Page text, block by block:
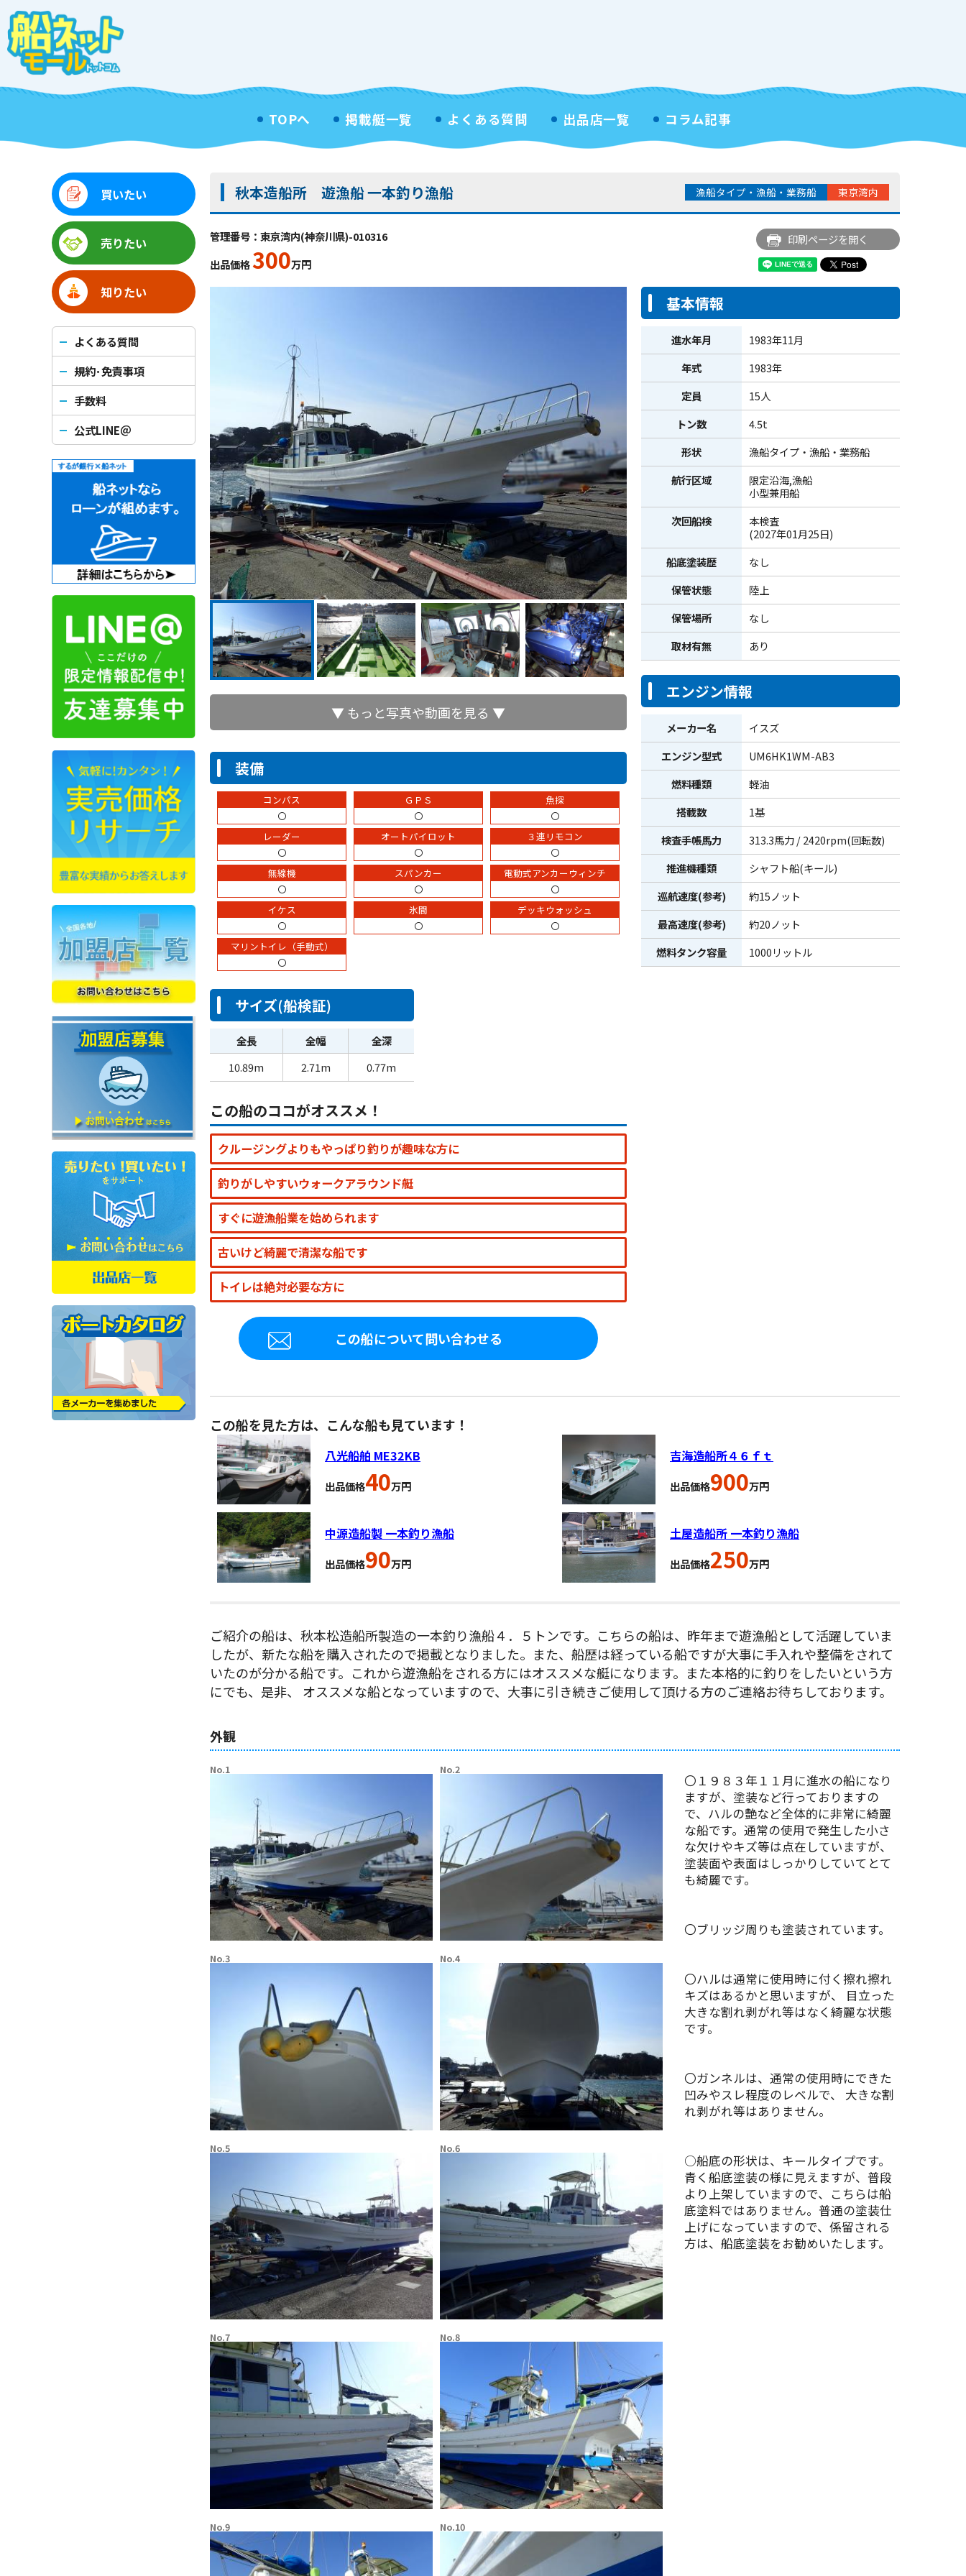
TOPへ 掲載艇一覧 よくある質問 出品店一覧 コラム記事
秋本造船所 遊漁船 一本釣り漁船 漁船タイプ・漁船・業務船 東京湾内
管理番号：東京湾内(神奈川県)-010316
出品価格300万円
印刷ページを開く
▼ もっと写真や動画を見る ▼
装備
コンパス
〇
ＧＰＳ
〇
魚探
〇
レーダー
〇
オートパイロット
〇
３連リモコン
〇
無線機
〇
スパンカー
〇
電動式アンカーウィンチ
〇
イケス
〇
氷間
〇
デッキウォッシュ
〇
マリントイレ（手動式）
〇
サイズ(船検証)
全長 全幅
全深
10.89m
2.71m 0.77m
この船のココがオススメ！
クルージングよりもやっぱり釣りが趣味な方に
釣りがしやすいウォークアラウンド艇
すぐに遊漁船業を始められます
古いけど綺麗で清潔な船です
トイレは絶対必要な方に
この船について問い合わせる
基本情報
進水年月
1983年11月
年式
1983年
定員
15人
トン数
4.5t
形状
漁船タイプ・漁船・業務船
航行区域
限定沿海,漁船
小型兼用船
次回船検
本検査
(2027年01月25日)
船底塗装歴
なし
保管状態
陸上
保管場所
なし
取材有無
あり
エンジン情報
メーカー名
イスズ
エンジン型式
UM6HK1WM-AB3
燃料種類
軽油
搭載数
1基
検査手帳馬力
313.3馬力 / 2420rpm(回転数)
推進機種類
シャフト船(キール)
巡航速度(参考)
約15ノット
最高速度(参考)
約20ノット
燃料タンク容量
1000リットル
この船を見た方は、こんな船も見ています！
八光船舶 ME32KB
出品価格40万円
吉海造船所４６ｆｔ
出品価格900万円
中源造船製 一本釣り漁船
出品価格90万円
土屋造船所 一本釣り漁船
出品価格250万円
ご紹介の船は、秋本松造船所製造の一本釣り漁船４．５トンです。こちらの船は、昨年まで遊漁船として活躍していま
したが、新たな船を購入されたので掲載となりました。また、船歴は経っている船ですが大事に手入れや整備をされて
いたのが分かる船です。これから遊漁船をされる方にはオススメな艇になります。また本格的に釣りをしたいという方
にでも、是非、 オススメな船となっていますので、大事に引き続きご使用して頂ける方のご連絡お待ちしております。
外観
No.1 No.2
No.3 No.4
No.5 No.6
No.7 No.8
No.9 No.10
〇１９８３年１１月に進水の船になり
ますが、塗装など行っておりますの
で、ハルの艶など全体的に非常に綺麗
な船です。通常の使用で発生した小さ
な欠けやキズ等は点在していますが、
塗装面や表面はしっかりしていてとて
も綺麗です。
〇ブリッジ周りも塗装されています。
〇ハルは通常に使用時に付く擦れ擦れ
キズはあるかと思いますが、 目立った
大きな割れ剥がれ等はなく綺麗な状態
です。
〇ガンネルは、通常の使用時にできた
凹みやスレ程度のレベルで、 大きな割
れ剥がれ等はありません。
○船底の形状は、キールタイプです。
青く船底塗装の様に見えますが、普段
より上架していますので、こちらは船
底塗料ではありません。普通の塗装仕
上げになっていますので、係留される
方は、船底塗装をお勧めいたします。
買いたい
売りたい
知りたい
よくある質問
規約･免責事項
手数料
公式LINE＠